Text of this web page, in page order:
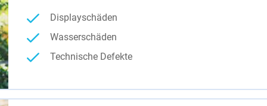
Displayschäden
Wasserschäden
Technische Defekte